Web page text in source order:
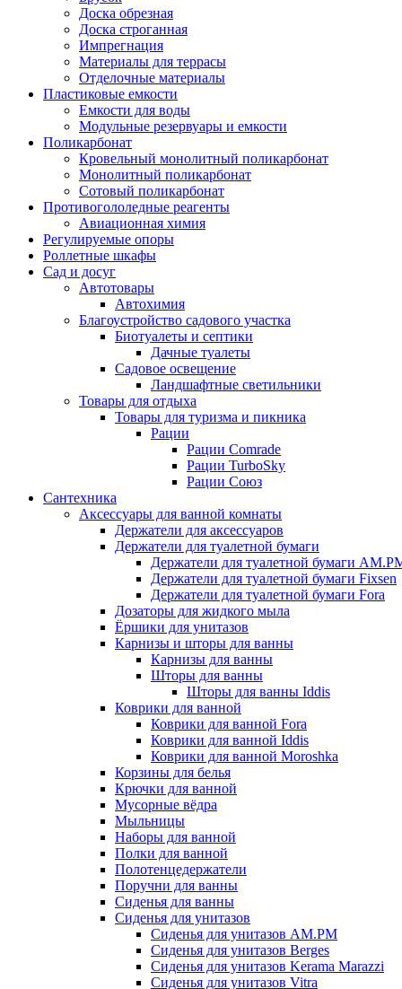
Доска обрезная
Доска строганная
Импрегнация
Материалы для террасы
Отделочные материалы
Пластиковые емкости
Емкости для воды
Модульные резервуары и емкости
Поликарбонат
Кровельный монолитный поликарбонат
Монолитный поликарбонат
Сотовый поликарбонат
Противогололедные реагенты
Авиационная химия
Регулируемые опоры
Роллетные шкафы
Сад и досуг
Автотовары
Автохимия
Благоустройство садового участка
Биотуалеты и септики
Дачные туалеты
Садовое освещение
Ландшафтные светильники
Товары для отдыха
Товары для туризма и пикника
Рации
Рации Comrade
Рации TurboSky
Рации Союз
Сантехника
Аксессуары для ванной комнаты
Держатели для аксессуаров
Держатели для туалетной бумаги
Держатели для туалетной бумаги
Держатели для туалетной бумаги Fixsen
Держатели для туалетной бумаги Fora
Дозаторы для жидкого мыла
Ёршики для унитазов
Карнизы и шторы для ванны
Карнизы для ванны
Шторы для ванны
Шторы для ванны Iddis
Коврики для ванной
Коврики для ванной Fora
Коврики для ванной Iddis
Коврики для ванной Moroshka
Корзины для белья
Крючки для ванной
Мусорные вёдра
Мыльницы
Наборы для ванной
Полки для ванной
Полотенцедержатели
Поручни для ванны
Сиденья для ванны
Сиденья для унитазов
Сиденья для унитазов AM.PM
Сиденья для унитазов Berges
Сиденья для унитазов Kerama Marazzi
Сиденья для унитазов Vitra